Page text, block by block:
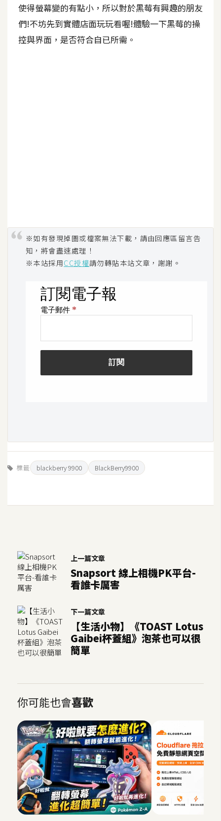
使得螢幕變的有點小，所以對於黑莓有興趣的朋友
們!不坊先到實體店面玩玩看喔!體驗一下黑莓的操
控與界面，是否符合自已所需。
※如有發現掉圖或檔案無法下載，請由回應區留言告
知，將會盡速處理！
※本站採用CC授權請勿轉貼本站文章，謝謝。
標籤 blackberry 9900 BlackBerry9900
上一篇文章
Snapsort 線上相機PK平台-
看誰卡厲害
下一篇文章
【生活小物】《TOAST Lotus
Gaibei杯蓋組》泡茶也可以很
簡單
你可能也會喜歡